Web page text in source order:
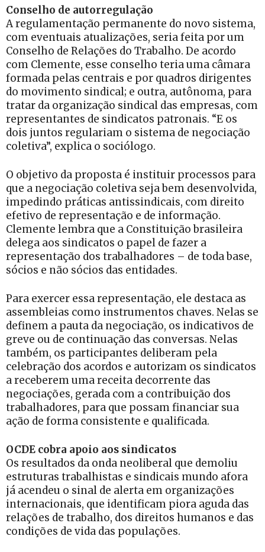
Conselho de autorregulação
A regulamentação permanente do novo sistema,
com eventuais atualizações, seria feita por um
Conselho de Relações do Trabalho. De acordo
com Clemente, esse conselho teria uma câmara
formada pelas centrais e por quadros dirigentes
do movimento sindical; e outra, autônoma, para
tratar da organização sindical das empresas, com
representantes de sindicatos patronais. “E os
dois juntos regulariam o sistema de negociação
coletiva”, explica o sociólogo.
O objetivo da proposta é instituir processos para
que a negociação coletiva seja bem desenvolvida,
impedindo práticas antissindicais, com direito
efetivo de representação e de informação.
Clemente lembra que a Constituição brasileira
delega aos sindicatos o papel de fazer a
representação dos trabalhadores – de toda base,
sócios e não sócios das entidades.
Para exercer essa representação, ele destaca as
assembleias como instrumentos chaves. Nelas se
definem a pauta da negociação, os indicativos de
greve ou de continuação das conversas. Nelas
também, os participantes deliberam pela
celebração dos acordos e autorizam os sindicatos
a receberem uma receita decorrente das
negociações, gerada com a contribuição dos
trabalhadores, para que possam financiar sua
ação de forma consistente e qualificada.
OCDE cobra apoio aos sindicatos
Os resultados da onda neoliberal que demoliu
estruturas trabalhistas e sindicais mundo afora
já acendeu o sinal de alerta em organizações
internacionais, que identificam piora aguda das
relações de trabalho, dos direitos humanos e das
condições de vida das populações.